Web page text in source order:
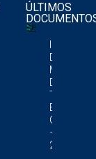
ÚLTIMOS
Informe
Del
Mercado
De
Trasteros
En
Cataluña
– 4T
2025